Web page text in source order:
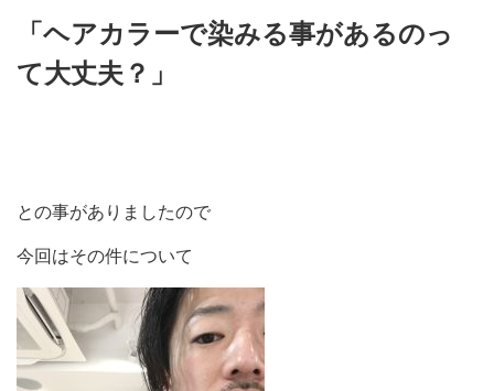
「ヘアカラーで染みる事があるのっ
て大丈夫？」
との事がありましたので
今回はその件について